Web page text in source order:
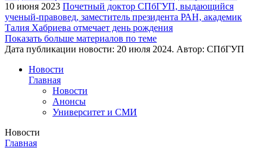
10 июня 2023 Почетный доктор СПбГУП, выдающийся
ученый-правовед, заместитель президента РАН, академик
Талия Хабриева отмечает день рождения
Показать больше материалов по теме
Дата публикации новости: 20 июля 2024. Автор: СПбГУП
Новости
Главная
Новости
Анонсы
Университет и СМИ
Новости
Главная